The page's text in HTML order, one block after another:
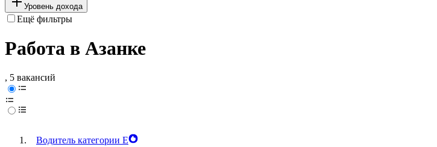
Уровень дохода
Ещё фильтры
Работа в Азанке
, 5 вакансий
Водитель категории Е